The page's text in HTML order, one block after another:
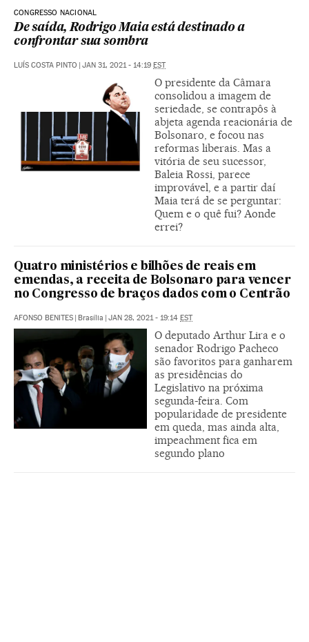
CONGRESSO NACIONAL
De saída, Rodrigo Maia está destinado a
confrontar sua sombra
LUÍS COSTA PINTO | JAN 31, 2021 - 14:19 EST
O presidente da Câmara
consolidou a imagem de
seriedade, se contrapôs à
abjeta agenda reacionária de
Bolsonaro, e focou nas
reformas liberais. Mas a
vitória de seu sucessor,
Baleia Rossi, parece
improvável, e a partir daí
Maia terá de se perguntar:
Quem e o quê fui? Aonde
errei?
Quatro ministérios e bilhões de reais em
emendas, a receita de Bolsonaro para vencer
no Congresso de braços dados com o Centrão
AFONSO BENITES | Brasília | JAN 28, 2021 - 19:14 EST
O deputado Arthur Lira e o
senador Rodrigo Pacheco
são favoritos para ganharem
as presidências do
Legislativo na próxima
segunda-feira. Com
popularidade de presidente
em queda, mas ainda alta,
impeachment fica em
segundo plano